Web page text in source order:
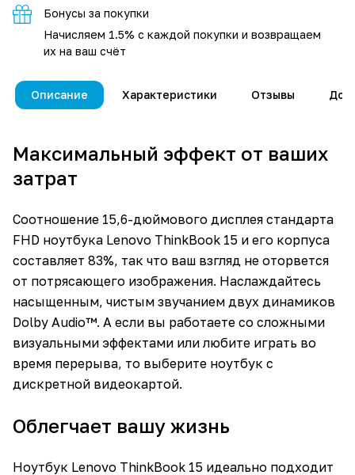
Бонусы за покупки
Начисляем 1.5% с каждой покупки и возвращаем
их на ваш счёт
Описание Характеристики Отзывы
Максимальный эффект от ваших
затрат
Соотношение 15,6-дюймового дисплея стандарта
FHD ноутбука Lenovo ThinkBook 15 и его корпуса
составляет 83%, так что ваш взгляд не оторвется
от потрясающего изображения. Наслаждайтесь
насыщенным, чистым звучанием двух динамиков
Dolby Audio™. А если вы работаете со сложными
визуальными эффектами или любите играть во
время перерыва, то выберите ноутбук с
дискретной видеокартой.
Облегчает вашу жизнь
Ноутбук Lenovo ThinkBook 15 идеально подходит